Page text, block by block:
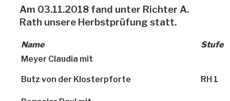
Am 03.11.2018 fand unter Richter A.
Rath unsere Herbstprüfung statt.
Name
Stufe
Meyer Claudia mit
Butz von der Klosterpforte RH 1